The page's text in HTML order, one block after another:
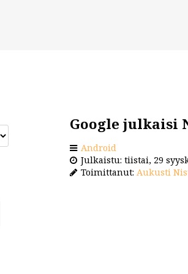
Google julkaisi
Android
Julkaistu: tiistai, 29
Toimittanut: Aukusti